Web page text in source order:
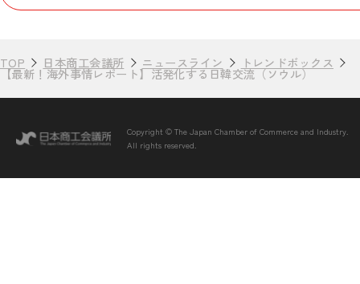
TOP 日本商工会議所 ニュースライン トレンドボックス
【最新！海外事情レポート】活発化する日韓交流（ソウル）
Copyright © The Japan Chamber of Commerce and Industry.
All rights reserved.